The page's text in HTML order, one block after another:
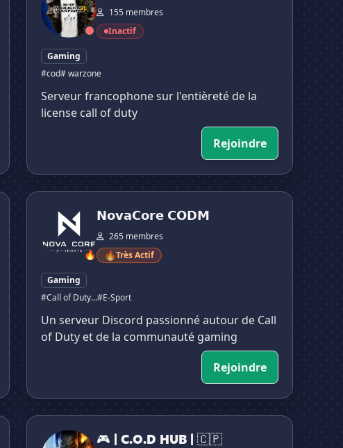
155 membres
Inactif
Gaming
#cod# warzone
Serveur francophone sur l'entièreté de la
license call of duty
Rejoindre
𝗡𝗼𝘃𝗮𝗖𝗼𝗿𝗲 𝗖𝗢𝗗𝗠
🔥
𝗡𝗼𝘃𝗮𝗖𝗼𝗿𝗲 𝗖𝗢𝗗𝗠
265 membres
🔥Très Actif
Gaming
#Call of Duty...#E-Sport
Un serveur Discord passionné autour de Call
of Duty et de la communauté gaming
Rejoindre
🎮 | C.O.D HUB | 🇨🇵
🎮 | C.O.D HUB | 🇨🇵